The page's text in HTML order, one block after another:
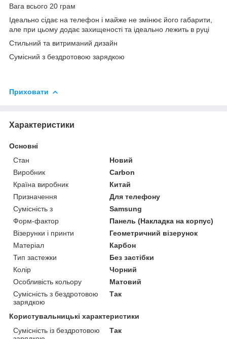
Вага всього 20 грам
Ідеально сідає на телефон і майже не змінює його габарити,
але при цьому додає захищеності та ідеально лежить в руці
Стильний та витриманий дизайн
Сумісний з бездротовою зарядкою
Приховати
Характеристики
Основні
Стан
Новий
Виробник
Carbon
Країна виробник
Китай
Призначення
Для телефону
Сумісність з
Samsung
Форм-фактор
Панель (Накладка на корпус)
Візерунки і принти
Геометричний візерунок
Матеріал
Карбон
Тип застежки
Без застібки
Колір
Чорний
Особливість кольору
Матовий
Сумісність з бездротовою
зарядкою
Так
Користувальницькі характеристики
Сумісність із бездротовою
Так